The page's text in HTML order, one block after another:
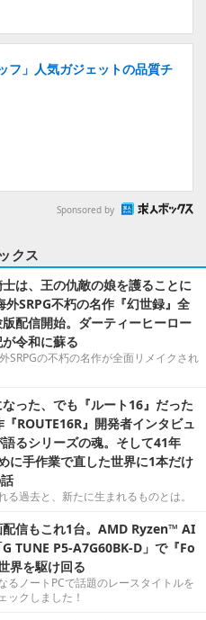
フ」人気ガジェットの品質チ
Sponsored by
クス
は、王の仇敵の娘を護ることに
SRPG不朽の名作『幻世録』全
配信開始。ダーティーヒーロー
令和に蘇る
SRPGの不朽の名作が全面リメイクされ
った、でも『ルート16』だった
ROUTE16R』開発者インタビュ
るシリーズの魂。そして41年
に手作業で直した世界に1本だけ
る過去と、新たに生まれるものとは。
配信もこれ1台。AMD Ryzen™ AI
TUNE P5-A7G60BK-D」で『Fo
界を駆け回る
るノートPCで話題のレースタイトルを
ックしました！